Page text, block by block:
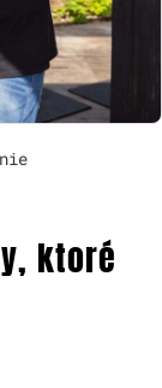
ktoré